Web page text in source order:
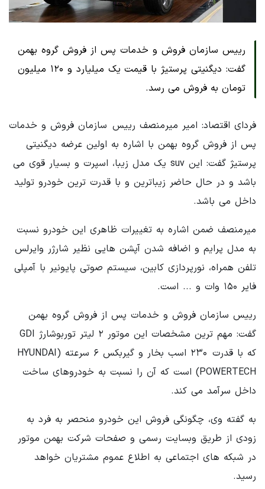
رییس سازمان فروش و خدمات پس از فروش گروه بهمن
گفت: دیگنیتی پرستیژ با قیمت یک میلیارد و ۱۲۰ میلیون
تومان به فروش می رسد.
فردای اقتصاد: امیر میرمنصف رییس سازمان فروش و خدمات
پس از فروش گروه بهمن با اشاره به اولین عرضه دیگنیتی
پرستیژ گفت: این suv یک مدل زیبا، اسپرت و بسیار قوی می
باشد و در حال حاضر زیباترین و با قدرت ترین خودرو تولید
داخل می باشد.
میرمنصف ضمن اشاره به تغییرات ظاهری این خودرو نسبت
به مدل پرایم و اضافه شدن آپشن هایی نظیر شارژر وایرلس
تلفن همراه، نورپردازی کابین، سیستم صوتی پایونیر با آمپلی
فایر ۱۵۰ وات و ... است.
رییس سازمان فروش و خدمات پس از فروش گروه بهمن
گفت: مهم ترین مشخصات این موتور ۲ لیتر توربوشارژ GDI
که با قدرت ۲۳۰ اسب بخار و گیربکس ۶ سرعته (HYUNDAI
POWERTECH) است که آن را نسبت به خودروهای ساخت
داخل سرآمد می کند.
به گفته وی، چگونگی فروش این خودرو منحصر به فرد به
زودی از طریق وبسایت رسمی و صفحات شرکت بهمن موتور
در شبکه های اجتماعی به اطلاع عموم مشتریان خواهد
رسید.